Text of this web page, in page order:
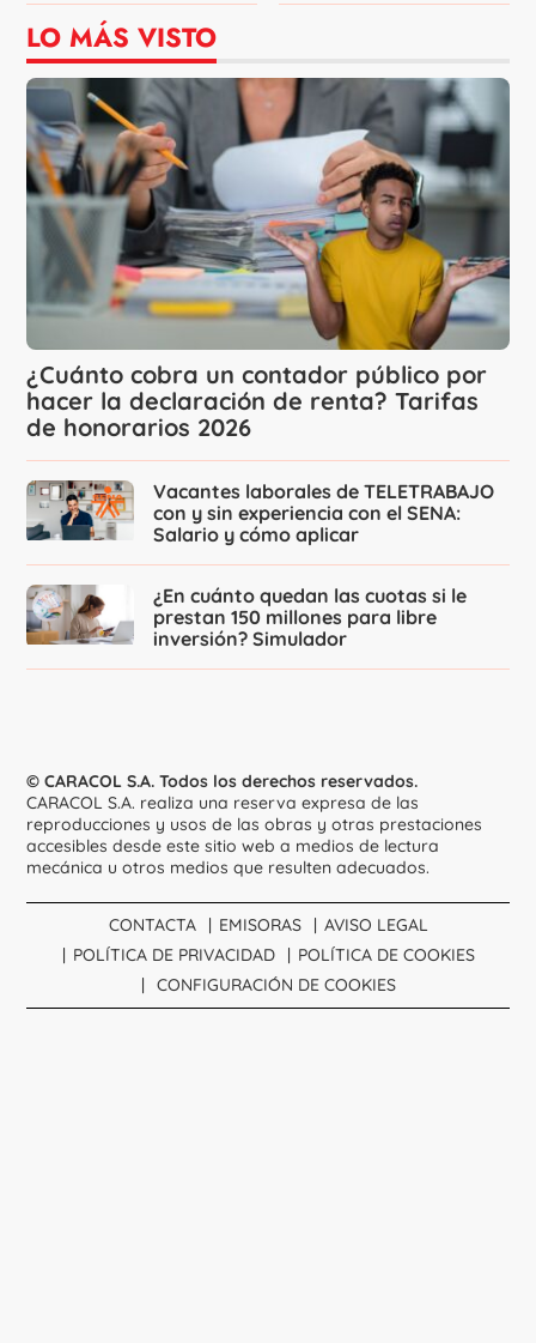
LO MÁS VISTO
¿Cuánto cobra un contador público por
hacer la declaración de renta? Tarifas
de honorarios 2026
Vacantes laborales de TELETRABAJO
con y sin experiencia con el SENA:
Salario y cómo aplicar
¿En cuánto quedan las cuotas si le
prestan 150 millones para libre
inversión? Simulador
© CARACOL S.A. Todos los derechos reservados.
CARACOL S.A. realiza una reserva expresa de las
reproducciones y usos de las obras y otras prestaciones
accesibles desde este sitio web a medios de lectura
mecánica u otros medios que resulten adecuados.
CONTACTA EMISORAS
AVISO LEGAL
POLÍTICA DE PRIVACIDAD
POLÍTICA DE COOKIES
CONFIGURACIÓN DE COOKIES